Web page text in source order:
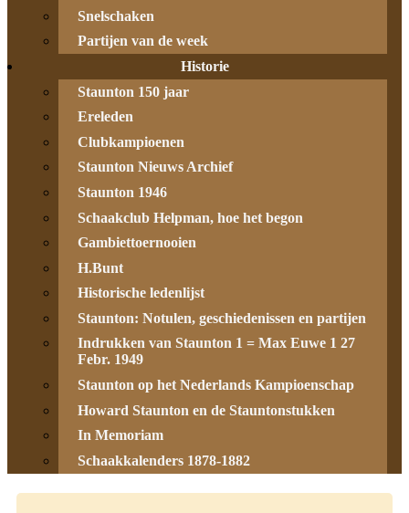
Snelschaken
Partijen van de week
Historie
Staunton 150 jaar
Ereleden
Clubkampioenen
Staunton Nieuws Archief
Staunton 1946
Schaakclub Helpman, hoe het begon
Gambiettoernooien
H.Bunt
Historische ledenlijst
Staunton: Notulen, geschiedenissen en partijen
Indrukken van Staunton 1 = Max Euwe 1 27
Febr. 1949
Staunton op het Nederlands Kampioenschap
Howard Staunton en de Stauntonstukken
In Memoriam
Schaakkalenders 1878-1882